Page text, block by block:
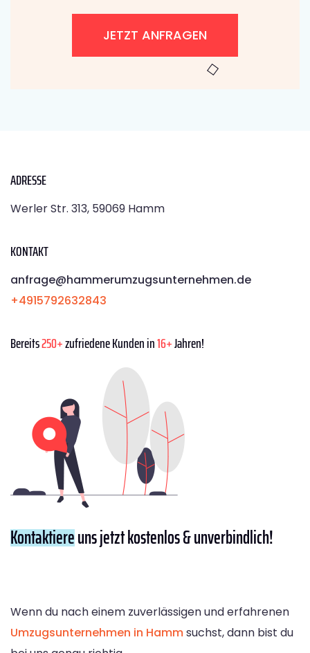
JETZT ANFRAGEN
ADRESSE
Werler Str. 313, 59069 Hamm
KONTAKT
anfrage@hammerumzugsunternehmen.de
+4915792632843
Bereits250+zufriedene Kunden in16+Jahren!
Kontaktiereuns jetzt kostenlos & unverbindlich!
Wenn du nach einem zuverlässigen und erfahrenen
Umzugsunternehmen in Hammsuchst, dann bist du